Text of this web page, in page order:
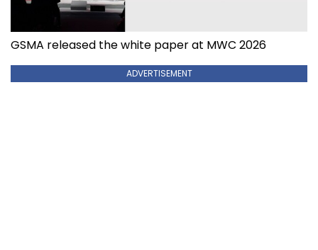
GSMA released the white paper at MWC 2026
ADVERTISEMENT